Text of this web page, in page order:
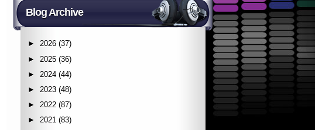
Blog Archive
► 2026 (37)
► 2025 (36)
► 2024 (44)
► 2023 (48)
► 2022 (87)
► 2021 (83)